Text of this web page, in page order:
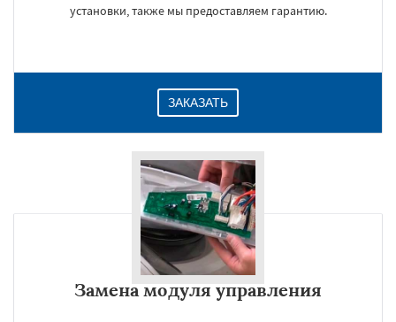
установки, также мы предоставляем гарантию.
ЗАКАЗАТЬ
Замена модуля управления